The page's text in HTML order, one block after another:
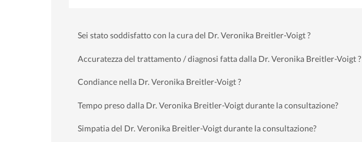
Sei stato soddisfatto con la cura del Dr. Veronika Breitler-Voigt ?
Accuratezza del trattamento / diagnosi fatta dalla Dr. Veronika Breitler-Voigt ?
Condiance nella Dr. Veronika Breitler-Voigt ?
Tempo preso dalla Dr. Veronika Breitler-Voigt durante la consultazione?
Simpatia del Dr. Veronika Breitler-Voigt durante la consultazione?